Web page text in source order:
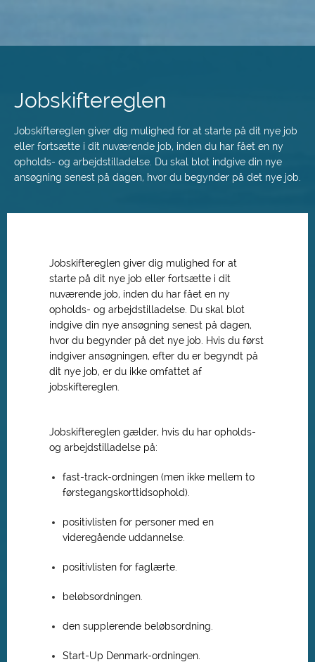
Jobskiftereglen
Jobskiftereglen giver dig mulighed for at starte på dit nye job
eller fortsætte i dit nuværende job, inden du har fået en ny
opholds- og arbejdstilladelse. Du skal blot indgive din nye
ansøgning senest på dagen, hvor du begynder på det nye job.
Jobskiftereglen giver dig mulighed for at
starte på dit nye job eller fortsætte i dit
nuværende job, inden du har fået en ny
opholds- og arbejdstilladelse. Du skal blot
indgive din nye ansøgning senest på dagen,
hvor du begynder på det nye job. Hvis du først
indgiver ansøgningen, efter du er begyndt på
dit nye job, er du ikke omfattet af
jobskiftereglen.
Jobskiftereglen gælder, hvis du har opholds-
og arbejdstilladelse på:
fast-track-ordningen (men ikke mellem to
førstegangskorttidsophold).
positivlisten for personer med en
videregående uddannelse.
positivlisten for faglærte.
beløbsordningen.
den supplerende beløbsordning.
Start-Up Denmark-ordningen.